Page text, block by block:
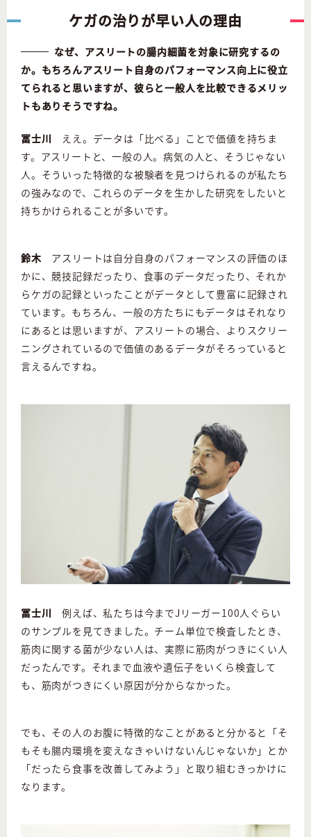
ケガの治りが早い人の理由
なぜ、アスリートの腸内細菌を対象に研究するの
か。もちろんアスリート自身のパフォーマンス向上に役立
てられると思いますが、彼らと一般人を比較できるメリッ
トもありそうですね。
冨士川 ええ。データは「比べる」ことで価値を持ちま
す。アスリートと、一般の人。病気の人と、そうじゃない
人。そういった特徴的な被験者を見つけられるのが私たち
の強みなので、これらのデータを生かした研究をしたいと
持ちかけられることが多いです。
鈴木 アスリートは自分自身のパフォーマンスの評価のほ
かに、競技記録だったり、食事のデータだったり、それか
らケガの記録といったことがデータとして豊富に記録され
ています。もちろん、一般の方たちにもデータはそれなり
にあるとは思いますが、アスリートの場合、よりスクリー
ニングされているので価値のあるデータがそろっていると
言えるんですね。
冨士川 例えば、私たちは今までJリーガー100人ぐらい
のサンプルを見てきました。チーム単位で検査したとき、
筋肉に関する菌が少ない人は、実際に筋肉がつきにくい人
だったんです。それまで血液や遺伝子をいくら検査して
も、筋肉がつきにくい原因が分からなかった。
でも、その人のお腹に特徴的なことがあると分かると「そ
もそも腸内環境を変えなきゃいけないんじゃないか」とか
「だったら食事を改善してみよう」と取り組むきっかけに
なります。